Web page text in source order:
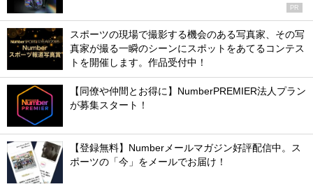
PR
スポーツの現場で撮影する機会のある写真家、その写
真家が撮る一瞬のシーンにスポットをあてるコンテス
トを開催します。作品受付中！
【同僚や仲間とお得に】NumberPREMIER法人プラン
が募集スタート！
【登録無料】Numberメールマガジン好評配信中。ス
ポーツの「今」をメールでお届け！